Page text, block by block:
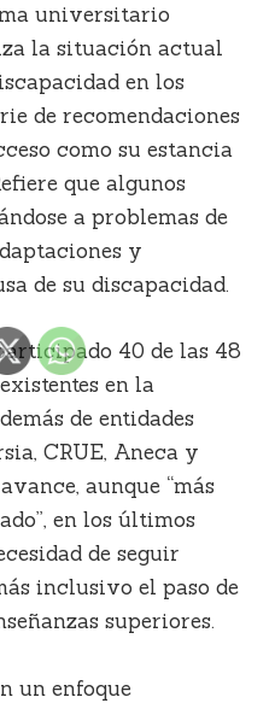
universitario
la situación actual
en los
de recomendaciones
como su estancia
que algunos
a problemas de
y
de su discapacidad.
40 de las 48
en la
de entidades
CRUE, Aneca y
aunque “más
en los últimos
de seguir
inclusivo el paso de
superiores.
un enfoque